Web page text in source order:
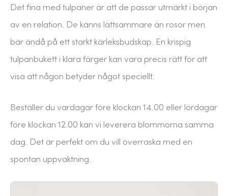
Det fina med tulpaner är att de passar utmärkt i början
av en relation. De känns lättsammare än rosor men
bär ändå på ett starkt kärleksbudskap. En krispig
tulpanbukett i klara färger kan vara precis rätt för att
visa att någon betyder något speciellt.
Beställer du vardagar före klockan 14.00 eller lördagar
före klockan 12.00 kan vi leverera blommorna samma
dag. Det är perfekt om du vill överraska med en
spontan uppvaktning.